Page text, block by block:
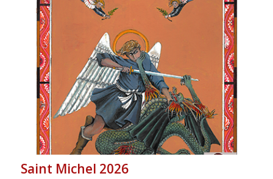
Saint Michel 2026